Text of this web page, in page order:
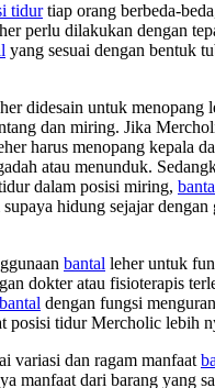
tidurtiap orang berbeda-
perlu dilakukan dengan
yang sesuai dengan bentuk
didesain untuk menopang
dan miring. Jika
harus menopang kepala
atau menunduk.
dalam posisi miring,
hidung sejajar dengan
bantal leher untuk
dokter atau fisioterapis
bantal dengan fungsi
posisi tidur Mercholic lebih
variasi dan ragam manfaat
manfaat dari barang yang